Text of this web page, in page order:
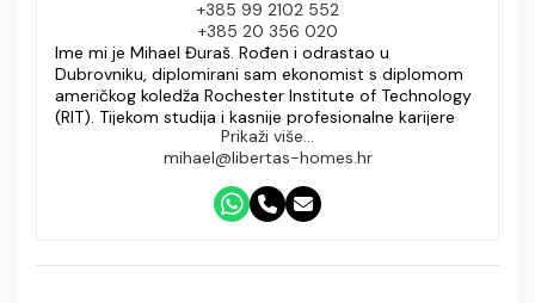
+385 99 2102 552
+385 20 356 020
Ime mi je Mihael Đuraš. Rođen i odrastao u
Dubrovniku, diplomirani sam ekonomist s diplomom
američkog koledža Rochester Institute of Technology
(RIT). Tijekom studija i kasnije profesionalne karijere
imao sam priliku živjeti i raditi u Sjedinjenim Američkim
Državama, što je značajno obogatilo moje
međunarodno iskustvo i poslovni pristup.
Poznat sam po pedantnosti, organiziranosti i
proaktivnosti – posao ne volim odgađati i uvijek težim
i samostalnom radu jednako se dobro snalazim, a
Prikaži više...
mihael@libertas-homes.hr